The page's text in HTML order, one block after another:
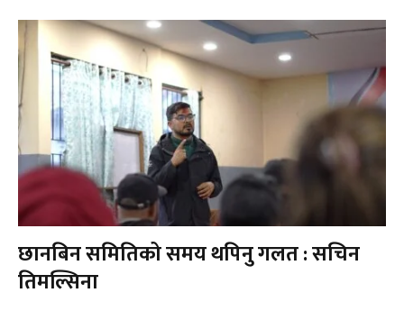
छानबिन समितिको समय थपिनु गलत : सचिन
तिमल्सिना